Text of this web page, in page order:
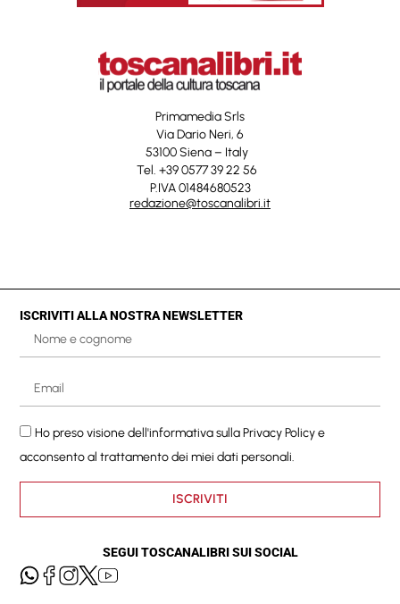
Primamedia Srls
Via Dario Neri, 6
53100 Siena – Italy
Tel. +39 0577 39 22 56
P.IVA 01484680523
redazione@toscanalibri.it
ISCRIVITI ALLA NOSTRA NEWSLETTER
Ho preso visione dell'informativa sullaPrivacy Policye
acconsento al trattamento dei miei dati personali.
ISCRIVITI
SEGUI TOSCANALIBRI SUI SOCIAL